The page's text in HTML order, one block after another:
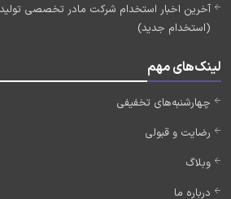
(استخدام جدید)
لینک‌های مهم
چهارشنبه‌های تخفیفی
رضایت و قبولی
وبلاگ
درباره ما